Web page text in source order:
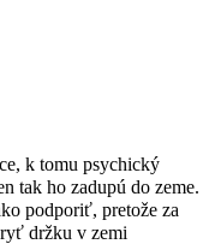
k tomu psychický
tak ho zadupú do zeme.
podporiť, pretože za
držku v zemi